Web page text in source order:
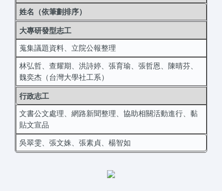
姓名（依筆劃排序）
大專研發型志工
蒐集議題資料、立院公報整理
林弘哲、查耀期、洪詩婷、張育瑜、張哲恩、陳晴芬、
魏奕杰（台灣大學社工系）
行政志工
文書公文處理、網路新聞整理、協助相關活動進行、黏
貼文宣品
吳翠雯、張文姝、張素貞、楊智如